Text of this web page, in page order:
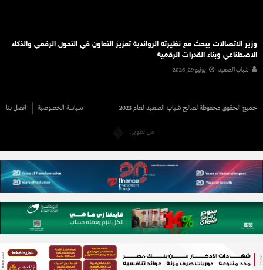
وزير الاتصالات يبحث مع نظيرته الرواندية تعزيز التعاون في التحول الرقمي والذكاء
الاصطناعي وبناء القدرات الرقمية
شباب الصعيد يونيو 29, 2026
جميع الحقوق محفوظة لصالح شباب الصعيد لعام 2023 سياسة الخصوصية اتصل بنا
من تطوير: